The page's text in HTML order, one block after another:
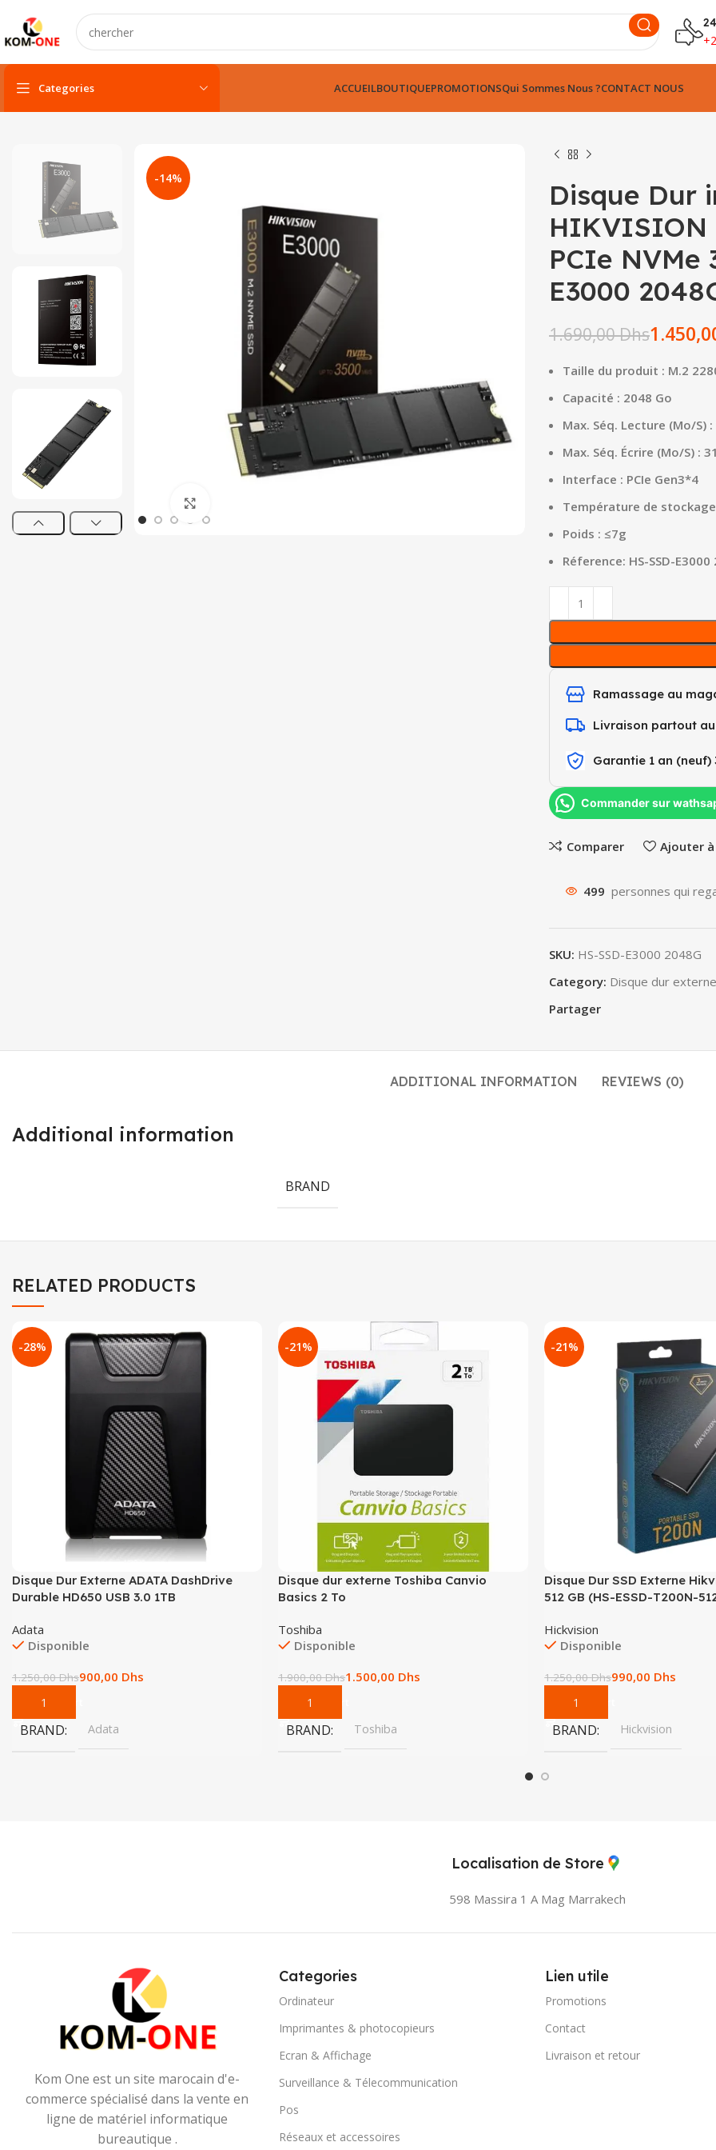
Categories
PC portable gamer
pc fixe & tout-en-un
Unité centarle
Unité centarle avec écran
Tout-en-un
ACCUEILBOUTIQUEPROMOTIONSQui Sommes Nous ?CONTACT NOUS
-14%
Dhs
Dhs
Disque Dur
HIKVISION
PCIe NVMe
E3000
1.690,00Dhs
Taille du produit : M.2
Capacité : 2048 Go
Max. Séq. Lecture (Mo/S)
Max. Séq. Écrire (Mo/S) :
Interface : PCIe Gen3*4
Température de stockage
Poids : ≤7g
Réference: HS-SSD-E3000
Ramassage au
Livraison partout
Garantie 1 an
Commander sur
Comparer Ajouter
499 personnes qui
SKU: HS-SSD-E3000 2048G
Category: Disque dur externe
Partager
ADDITIONAL INFORMATION REVIEWS (0)
Additional information
BRAND
RELATED PRODUCTS
-28%
Disque Dur Externe ADATA DashDrive
Durable HD650 USB 3.0 1TB
Adata
Disponible
1.250,00Dhs900,00 Dhs
Add To Cart
BRAND Adata
-21%
Disque dur externe Toshiba Canvio
Basics 2 To
Toshiba
Disponible
1.900,00Dhs1.500,00 Dhs
Add To Cart
BRAND Toshiba
-21%
Disque Dur SSD Externe
512 GB (HS-ESSD-T200N-
Hickvision
Disponible
1.250,00Dhs990,00 Dhs
Add To Cart
BRAND Hickvision
Localisation de Store
598 Massira 1 A Mag Marrakech
Kom One est un site marocain d'e-
commerce spécialisé dans la vente en
ligne de matériel informatique
bureautique .
Categories
Ordinateur
Imprimantes & photocopieurs
Ecran & Affichage
Surveillance & Télecommunication
Pos
Réseaux et accessoires
Lien utile
Promotions
Contact
Livraison et retour